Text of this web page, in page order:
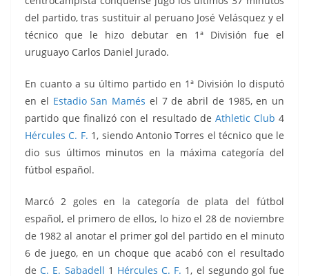
del partido, tras sustituir al peruano José Velásquez y el
técnico que le hizo debutar en 1ª División fue el
uruguayo Carlos Daniel Jurado.
En cuanto a su último partido en 1ª División lo disputó
en el Estadio San Mamés el 7 de abril de 1985, en un
partido que finalizó con el resultado de Athletic Club 4
Hércules C. F. 1, siendo Antonio Torres el técnico que le
dio sus últimos minutos en la máxima categoría del
fútbol español.
Marcó 2 goles en la categoría de plata del fútbol
español, el primero de ellos, lo hizo el 28 de noviembre
de 1982 al anotar el primer gol del partido en el minuto
6 de juego, en un choque que acabó con el resultado
deC. E. Sabadell 1 Hércules C. F. 1, el segundo gol fue